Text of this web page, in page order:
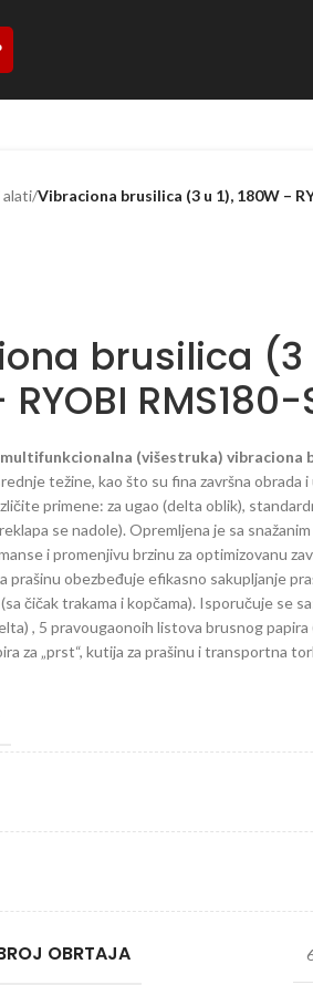
alati/Vibraciona brusilica (3 u 1), 180W –
brusilica (3
RYOBI RMS180-
multifunkcionalna (višestruka) vibraciona
težine, kao što su fina završna obrada
primene: za ugao (delta oblik),
se nadole). Opremljena je sa
i promenjivu brzinu za optimizovanu
prašinu obezbeđuje efikasno sakupljanje
čičak trakama i kopčama). Isporučuje se
, 5 pravougaonoih listova brusnog
za „prst“, kutija za prašinu i transportna
OBRTAJA